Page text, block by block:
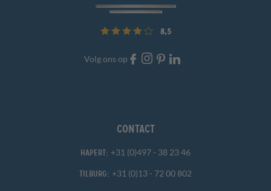
8,5
Volg ons op
Contact
Hapert: +31 (0)497 - 38 23 46
Tilburg: +31 (0)13 - 72 00 802